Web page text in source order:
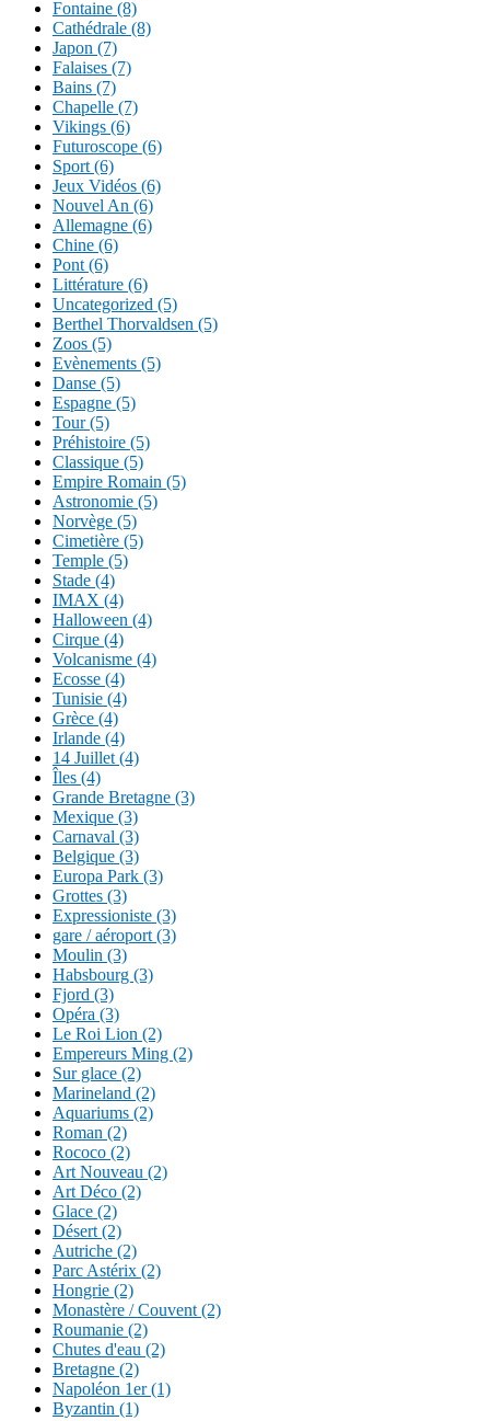
Fontaine (8)
Cathédrale (8)
Japon (7)
Falaises (7)
Bains (7)
Chapelle (7)
Vikings (6)
Futuroscope (6)
Sport (6)
Jeux Vidéos (6)
Nouvel An (6)
Allemagne (6)
Chine (6)
Pont (6)
Littérature (6)
Uncategorized (5)
Berthel Thorvaldsen (5)
Zoos (5)
Evènements (5)
Danse (5)
Espagne (5)
Tour (5)
Préhistoire (5)
Classique (5)
Empire Romain (5)
Astronomie (5)
Norvège (5)
Cimetière (5)
Temple (5)
Stade (4)
IMAX (4)
Halloween (4)
Cirque (4)
Volcanisme (4)
Ecosse (4)
Tunisie (4)
Grèce (4)
Irlande (4)
14 Juillet (4)
Îles (4)
Grande Bretagne (3)
Mexique (3)
Carnaval (3)
Belgique (3)
Europa Park (3)
Grottes (3)
Expressioniste (3)
gare / aéroport (3)
Moulin (3)
Habsbourg (3)
Fjord (3)
Opéra (3)
Le Roi Lion (2)
Empereurs Ming (2)
Sur glace (2)
Marineland (2)
Aquariums (2)
Roman (2)
Rococo (2)
Art Nouveau (2)
Art Déco (2)
Glace (2)
Désert (2)
Autriche (2)
Parc Astérix (2)
Hongrie (2)
Monastère / Couvent (2)
Roumanie (2)
Chutes d'eau (2)
Bretagne (2)
Napoléon 1er (1)
Byzantin (1)